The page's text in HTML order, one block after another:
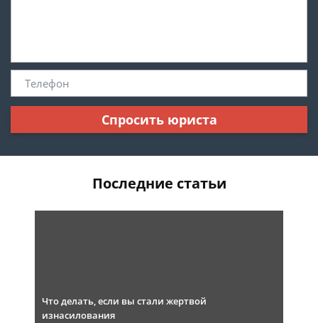
Спросить юриста
Последние статьи
Что делать, если вы стали жертвой
изнасилования